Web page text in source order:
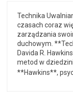
Technika
czasach coraz
zarządzania
duchowym.
Davida R.
metod w
**Hawkins**,